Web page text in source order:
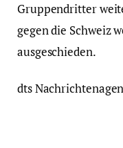
Gruppendritter
gegen die Schweiz
ausgeschieden.
dts